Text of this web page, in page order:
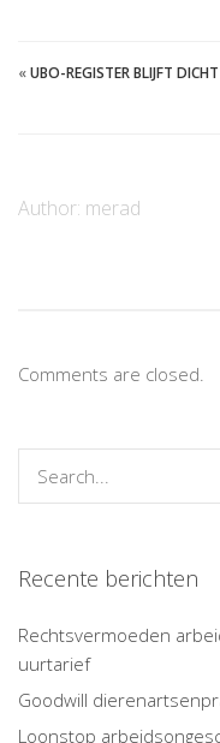
«UBO-REGISTER BLIJFT DICHT
Author: merad
Comments are closed.
Recente berichten
Rechtsvermoeden
uurtarief
Goodwill
Loonstop